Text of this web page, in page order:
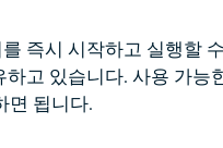
즉시 시작하고 실행할
하고 있습니다. 사용 가능
면 됩니다.